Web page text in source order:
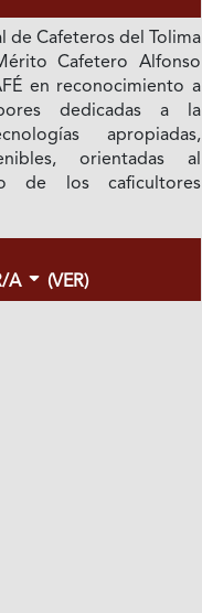
de Cafeteros del Tolima
Cafetero Alfonso
en reconocimiento a
dedicadas a la
apropiadas,
orientadas al
de los caficultores
A (VER)